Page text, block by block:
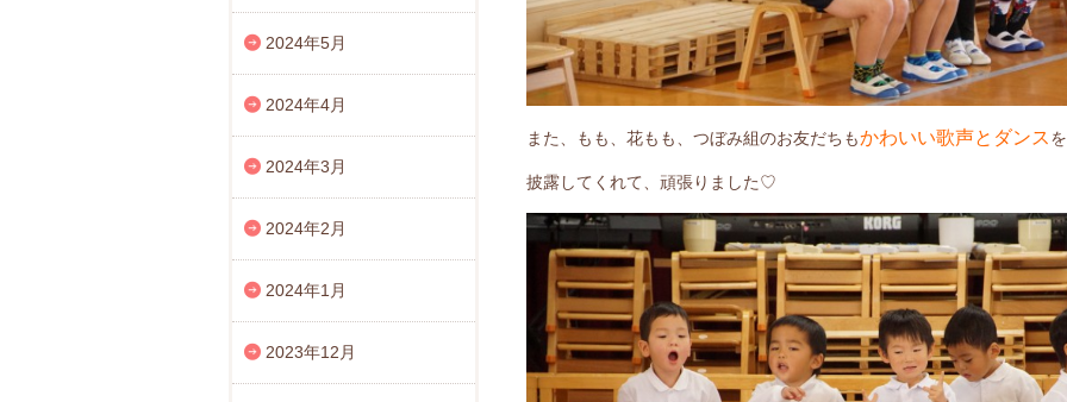
また、もも、花もも、つぼみ組のお友だちもかわいい歌声とダンスを
披露してくれて、頑張りました♡
2024年5月
2024年4月
2024年3月
2024年2月
2024年1月
2023年12月